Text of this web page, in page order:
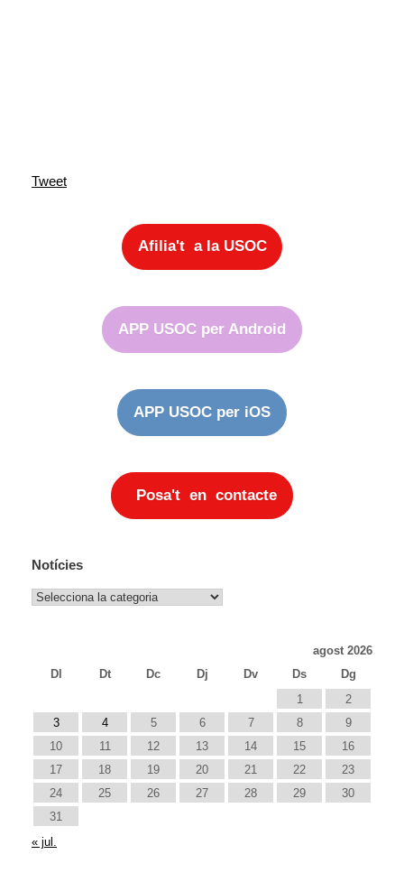
Tweet
Afilia't a la USOC
APP USOC per Android
APP USOC per iOS
Posa't en contacte
Notícies
Notícies
agost 2026
Dl
Dt Dc Dj Dv Ds
Dg
1
2
3
4 5 6 7 8
9
10
11 12 13 14 15
16
17
18 19 20 21 22
23
24
25 26 27 28 29
30
31
« jul.